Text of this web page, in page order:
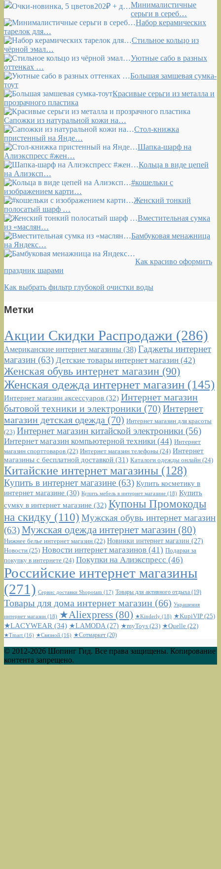
Минималистичные
серьги в сереб…
Набор керамических
тарелок для…
Стильное кольцо из
чёрной эмал…
Уютные сабо в разных
оттенках …
Большая замшевая сумка-
тоут
Красивые серьги из металла и
прозрачного пластика
Сапожки из натуральной кожи на…
Стол-книжка
пристенный на Янде…
Шапка-шарф на
Алиэкспресс #жен…
Кольца в виде цепей
на Алиэксп…
#кошельки с
изображением карти…
Женский тонкий
полосатый шарф …
Вместительная сумка
из «маслян…
Бамбуковая менажница
на Яндекс…
Как красиво оформить
праздник шарами
Как выбрать фильтр глубокой очистки воды
Метки
Акции Скидки Распродажи (286)
Американские интернет магазины (38) Гаджеты интернет
магазин (63) Детские товары интернет магазин (42)
Женская обувь интернет магазин (90)
Женская одежда интернет магазин (145)
Интернет магазин аксессуаров (32) Интернет магазин
бытовой техники и электроники (70) Интернет
магазин детская одежда (70) Интернет магазин для красоты
(23) Интернет магазин китайской электроники (56)
Интернет магазин компьютерной техники (44) Интернет
магазин спорттоваров (22) Интернет магазин телефоны (24) Интернет
магазины с бесплатной доставкой (31) Каталоги одежды онлайн (24)
Китайские интернет магазины (128)
Купить в интернет магазине (63) Купить косметику в
интернет магазине (30) Купить мебель в интернет магазине (18) Купить
сумку в интернет магазине (32) Купоны Промокоды
на скидку (110) Мужская обувь интернет магазин
(63)Мужская одежда интернет магазин (80)
Нижнее белье интернет магазин (22) Новинки интернет магазин (27)
Новости (25) Новости интернет магазинов (41) Подарки за
покупку в интернете (24) Покупки на Алиэкспресс (46)
Российские интернет магазины
(271) Сервис доставки Shopotam (17) Товары для активного отдыха (19)
Товары для дома интернет магазин (66) Украшения
интернет магазин (18) ★Aliexpress (80) ★Kinderly (18) ★KupiVIP (25)
★LACYWEAR (34) ★LAMODA(27) ★myToys (23) ★Quelle (22)
★Tmart (16) ★Связной (16) ★Сотмаркет (20)
© 2012-2026 Шопинг Гид. Все права защищены. Копирование
контента запрещено.